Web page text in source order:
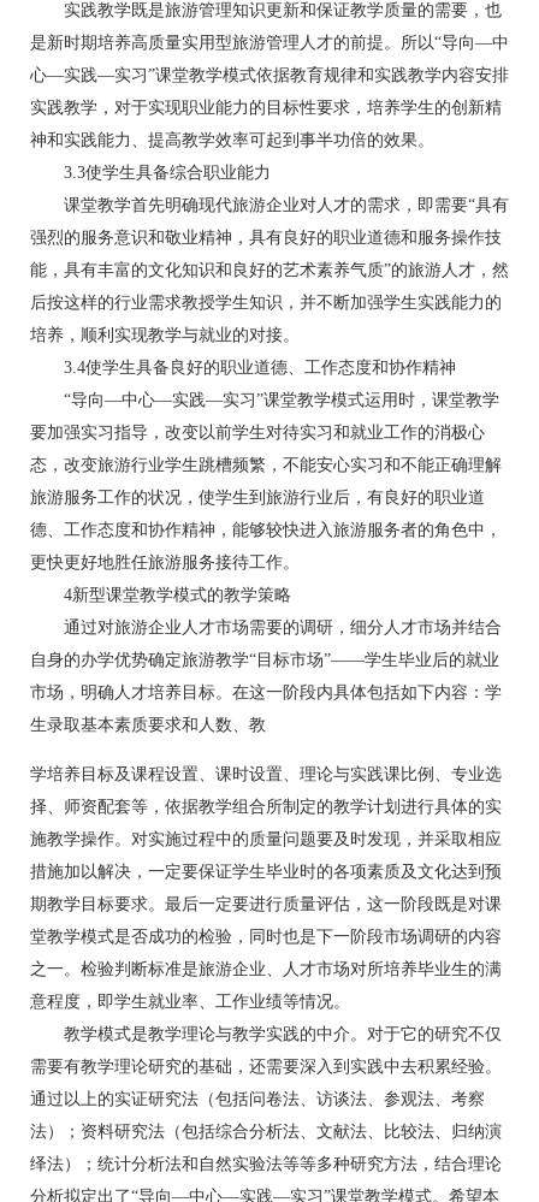
实践教学既是旅游管理知识更新和保证教学质量的需要，也
是新时期培养高质量实用型旅游管理人才的前提。所以“导向—中
心—实践—实习”课堂教学模式依据教育规律和实践教学内容安排
实践教学，对于实现职业能力的目标性要求，培养学生的创新精
神和实践能力、提高教学效率可起到事半功倍的效果。
3.3使学生具备综合职业能力
课堂教学首先明确现代旅游企业对人才的需求，即需要“具有
强烈的服务意识和敬业精神，具有良好的职业道德和服务操作技
能，具有丰富的文化知识和良好的艺术素养气质”的旅游人才，然
后按这样的行业需求教授学生知识，并不断加强学生实践能力的
培养，顺利实现教学与就业的对接。
3.4使学生具备良好的职业道德、工作态度和协作精神
“导向—中心—实践—实习”课堂教学模式运用时，课堂教学
要加强实习指导，改变以前学生对待实习和就业工作的消极心
态，改变旅游行业学生跳槽频繁，不能安心实习和不能正确理解
旅游服务工作的状况，使学生到旅游行业后，有良好的职业道
德、工作态度和协作精神，能够较快进入旅游服务者的角色中，
更快更好地胜任旅游服务接待工作。
4新型课堂教学模式的教学策略
通过对旅游企业人才市场需要的调研，细分人才市场并结合
自身的办学优势确定旅游教学“目标市场”——学生毕业后的就业
市场，明确人才培养目标。在这一阶段内具体包括如下内容：学
生录取基本素质要求和人数、教
学培养目标及课程设置、课时设置、理论与实践课比例、专业选
择、师资配套等，依据教学组合所制定的教学计划进行具体的实
施教学操作。对实施过程中的质量问题要及时发现，并采取相应
措施加以解决，一定要保证学生毕业时的各项素质及文化达到预
期教学目标要求。最后一定要进行质量评估，这一阶段既是对课
堂教学模式是否成功的检验，同时也是下一阶段市场调研的内容
之一。检验判断标准是旅游企业、人才市场对所培养毕业生的满
意程度，即学生就业率、工作业绩等情况。
教学模式是教学理论与教学实践的中介。对于它的研究不仅
需要有教学理论研究的基础，还需要深入到实践中去积累经验。
通过以上的实证研究法（包括问卷法、访谈法、参观法、考察
法）；资料研究法（包括综合分析法、文献法、比较法、归纳演
绎法）；统计分析法和自然实验法等等多种研究方法，结合理论
分析拟定出了“导向—中心—实践—实习”课堂教学模式。希望本